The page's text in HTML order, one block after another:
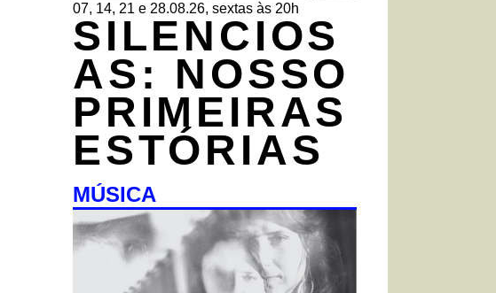
07, 14, 21 e 28.08.26, sextas às 20h
SILENCIOS
AS: NOSSO
PRIMEIRAS
ESTÓRIAS
MÚSICA